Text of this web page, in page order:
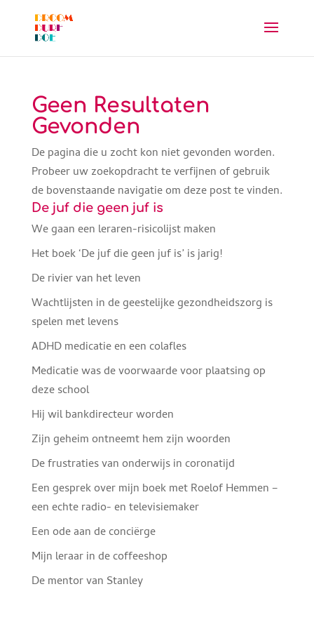
Geen Resultaten
Gevonden
De pagina die u zocht kon niet gevonden worden.
Probeer uw zoekopdracht te verfijnen of gebruik
de bovenstaande navigatie om deze post te vinden.
De juf die geen juf is
We gaan een leraren-risicolijst maken
Het boek ‘De juf die geen juf is’ is jarig!
De rivier van het leven
Wachtlijsten in de geestelijke gezondheidszorg is
spelen met levens
ADHD medicatie en een colafles
Medicatie was de voorwaarde voor plaatsing op
deze school
Hij wil bankdirecteur worden
Zijn geheim ontneemt hem zijn woorden
De frustraties van onderwijs in coronatijd
Een gesprek over mijn boek met Roelof Hemmen –
een echte radio- en televisiemaker
Een ode aan de conciërge
Mijn leraar in de coffeeshop
De mentor van Stanley